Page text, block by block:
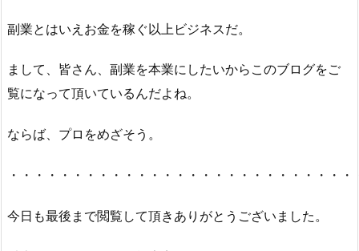
副業とはいえお金を稼ぐ以上ビジネスだ。
まして、皆さん、副業を本業にしたいからこのブログをご
覧になって頂いているんだよね。
ならば、プロをめざそう。
・・・・・・・・・・・・・・・・・・・・・・・・・・・
今日も最後まで閲覧して頂きありがとうございました。